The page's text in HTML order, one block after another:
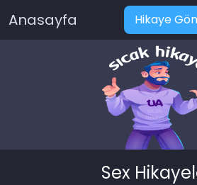
Anasayfa Hikaye
Sex